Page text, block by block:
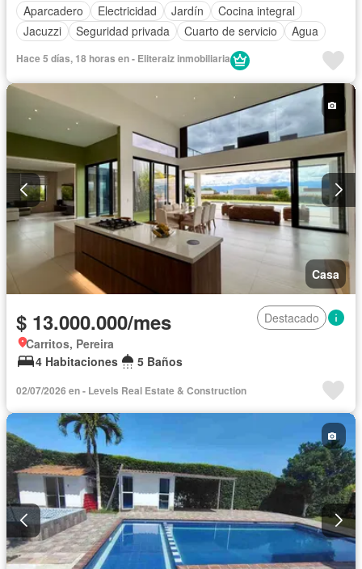
Aparcadero
Electricidad Jardín
Cocina integral
Jacuzzi
Seguridad privada Cuarto de servicio Agua
Hace 5 días, 18 horas en - Eliteraiz inmobiliaria
Casa
$ 13.000.000/mes
Destacado
Carritos, Pereira
4 Habitaciones
5 Baños
02/07/2026 en - Levels Real Estate & Construction